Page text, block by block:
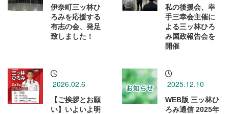
伊奈町三ッ林ひ
ろみを応援する
有志の会、発足
致しました！
私の後援会、幸
手三幸会主催に
よる三ッ林ひろ
み国政報告会を
開催
2026.02.6
【ご挨拶とお願
い】いよいよ明
2025.12.10
WEB版 三ッ林ひ
ろみ通信 2025年